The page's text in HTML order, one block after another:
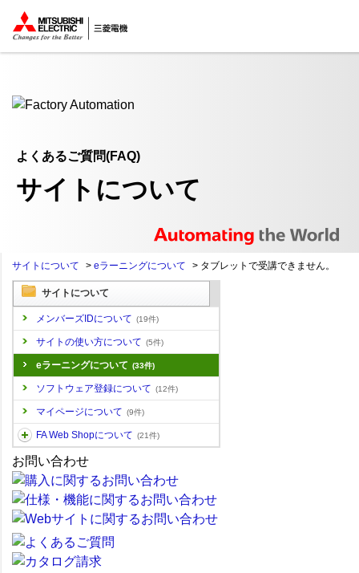
ここから本文
よくあるご質問(FAQ)
サイトについて
サイトについて > eラーニングについて > タブレットで受講できません。
サイトについて
メンバーズIDについて (19件)
サイトの使い方について (5件)
eラーニングについて (33件)
ソフトウェア登録について (12件)
マイページについて (9件)
FA Web Shopについて (21件)
お問い合わせ